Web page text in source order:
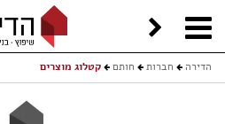
הדירה חברות חותם קטלוג מוצרים